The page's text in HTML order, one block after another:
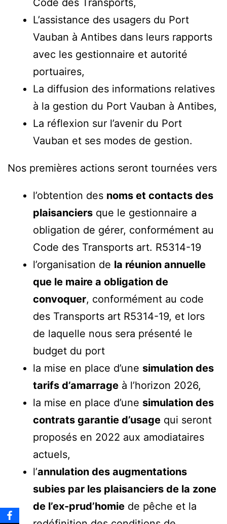
Code des Transports,
L’assistance des usagers du Port
Vauban à Antibes dans leurs rapports
avec les gestionnaire et autorité
portuaires,
La diffusion des informations relatives
à la gestion du Port Vauban à Antibes,
La réflexion sur l’avenir du Port
Vauban et ses modes de gestion.
Nos premières actions seront tournées vers
l’obtention des noms et contacts des
plaisanciers que le gestionnaire a
obligation de gérer, conformément au
Code des Transports art. R5314-19
l’organisation de la réunion annuelle
que le maire a obligation de
convoquer, conformément au code
des Transports art R5314-19, et lors
de laquelle nous sera présenté le
budget du port
la mise en place d’une simulation des
tarifs d’amarrage à l’horizon 2026,
la mise en place d’une simulation des
contrats garantie d’usage qui seront
proposés en 2022 aux amodiataires
actuels,
l’annulation des augmentations
subies par les plaisanciers de la zone
de l’ex-prud’homie de pêche et la